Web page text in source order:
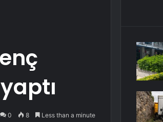
0 8 Less than a minute